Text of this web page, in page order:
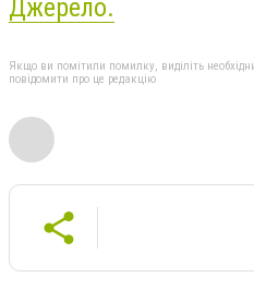
Джерело.
Якщо ви помітили помилку, виділіть
повідомити про це редакцію